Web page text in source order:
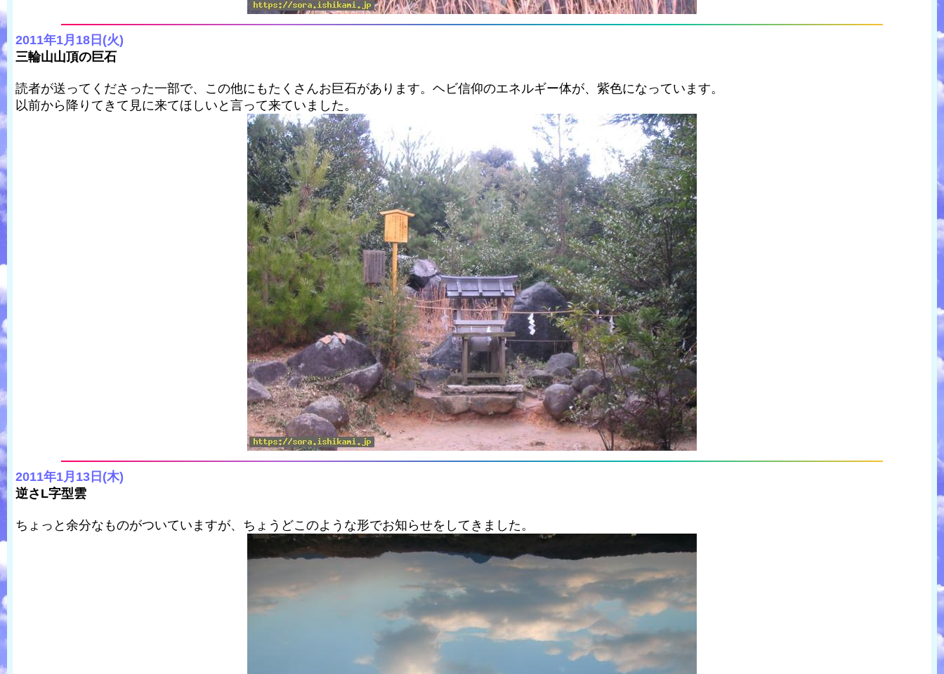
2011年1月18日(火)
三輪山山頂の巨石
読者が送ってくださった一部で、この他にもたくさんお巨石があります。ヘビ信仰のエネルギー体が、紫色になっています。
以前から降りてきて見に来てほしいと言って来ていました。
2011年1月13日(木)
逆さL字型雲
ちょっと余分なものがついていますが、ちょうどこのような形でお知らせをしてきました。